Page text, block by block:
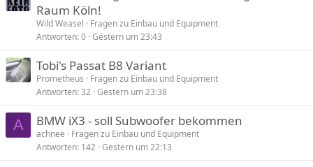
Raum Köln!
Wild Weasel
Fragen zu Einbau und Equipment
Antworten 0 Gestern um 23:43
Tobi's Passat B8 Variant
Prometheus
Fragen zu Einbau und Equipment
Antworten 32 Gestern um 23:38
A BMW iX3 - soll Subwoofer bekommen
achnee
Fragen zu Einbau und Equipment
Antworten 142 Gestern um 22:13